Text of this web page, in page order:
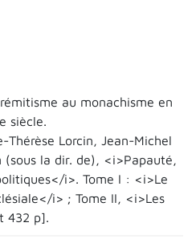
au monachisme en
siècle.
Thérèse Lorcin, Jean-Michel
la dir. de), <i>Papauté,
i>. Tome I : <i>Le
i> ; Tome II, <i>Les
432 p].